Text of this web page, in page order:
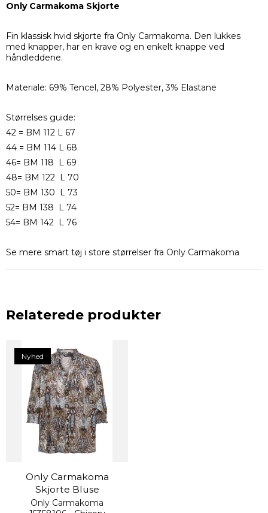
Only Carmakoma Skjorte
Fin klassisk hvid skjorte fra Only Carmakoma. Den lukkes
med knapper, har en krave og en enkelt knappe ved
håndleddene.
Materiale: 69% Tencel, 28% Polyester, 3% Elastane
Størrelses guide:
42 = BM 112 L 67
44 = BM 114 L 68
46= BM 118 L 69
48= BM 122 L 70
50= BM 130 L 73
52= BM 138 L 74
54= BM 142 L 76
Se mere smart tøj i store størrelser fra Only Carmakoma
Relaterede produkter
Nyhed
Only Carmakoma
Skjorte Bluse
Only Carmakoma